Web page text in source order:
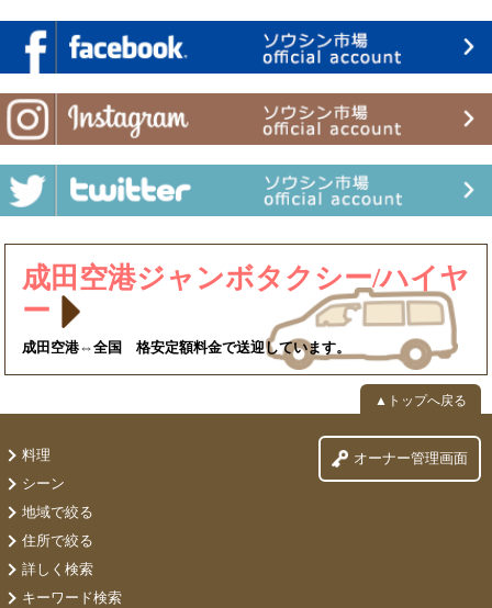
成田空港ジャンボタクシー/ハイヤ
ー
成田空港⇔全国 格安定額料金で送迎しています。
▲トップへ戻る
料理
シーン
地域で絞る
住所で絞る
詳しく検索
キーワード検索
オーナー管理画面